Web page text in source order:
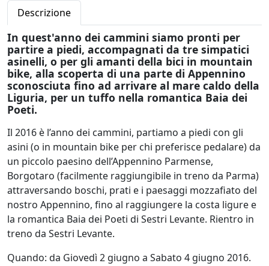
Descrizione
In quest'anno dei cammini siamo pronti per
partire a piedi, accompagnati da tre simpatici
asinelli, o per gli amanti della bici in mountain
bike, alla scoperta di una parte di Appennino
sconosciuta fino ad arrivare al mare caldo della
Liguria, per un tuffo nella romantica Baia dei
Poeti.
Il 2016 è l’anno dei cammini, partiamo a piedi con gli
asini (o in mountain bike per chi preferisce pedalare) da
un piccolo paesino dell’Appennino Parmense,
Borgotaro (facilmente raggiungibile in treno da Parma)
attraversando boschi, prati e i paesaggi mozzafiato del
nostro Appennino, fino al raggiungere la costa ligure e
la romantica Baia dei Poeti di Sestri Levante. Rientro in
treno da Sestri Levante.
Quando: da Giovedì 2 giugno a Sabato 4 giugno 2016.